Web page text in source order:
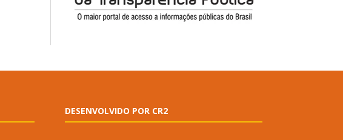
DESENVOLVIDO POR CR2